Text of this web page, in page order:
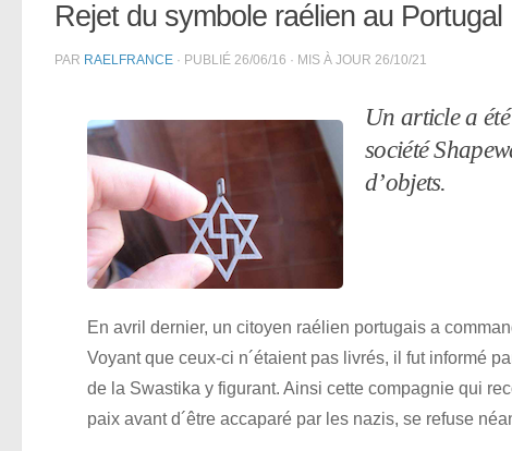
Rejet du symbole raélien au Portugal
PAR RAELFRANCE · PUBLIÉ 26/06/16 · MIS À JOUR 26/10/21
Un article a
société
d’objets.
En avril dernier, un citoyen raélien portugais a
Voyant que ceux-ci n´étaient pas livrés, il fut informé
de la Swastika y figurant. Ainsi cette compagnie qui
paix avant d´être accaparé par les nazis, se refuse